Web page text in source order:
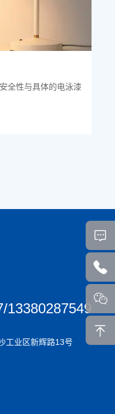
全性与具体的电泳漆
13380287549
工业区新辉路13号